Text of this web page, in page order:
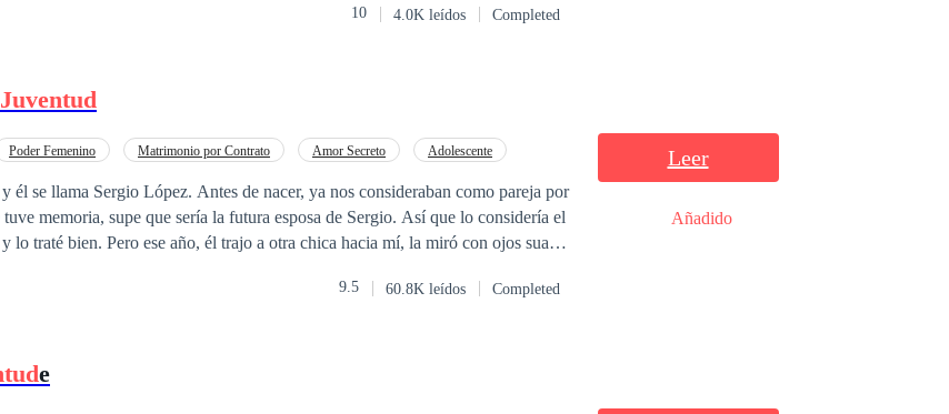
quienes,
10 4.0K leídos Completed
Juventud
Poder Femenino Matrimonio por Contrato Amor Secreto
Adolescente
de nacer, ya nos consideraban como pareja por
supe que sería la futura esposa de Sergio. Así que lo considería el
lo traté bien. Pero ese año, él trajo a otra chica hacia mí, la miró con ojos suaves
soltera y Flora es muy insegura. Entonces, me enamoré de su hermano.
beso.
9.5 60.8K leídos Completed
Leer
Añadido
e